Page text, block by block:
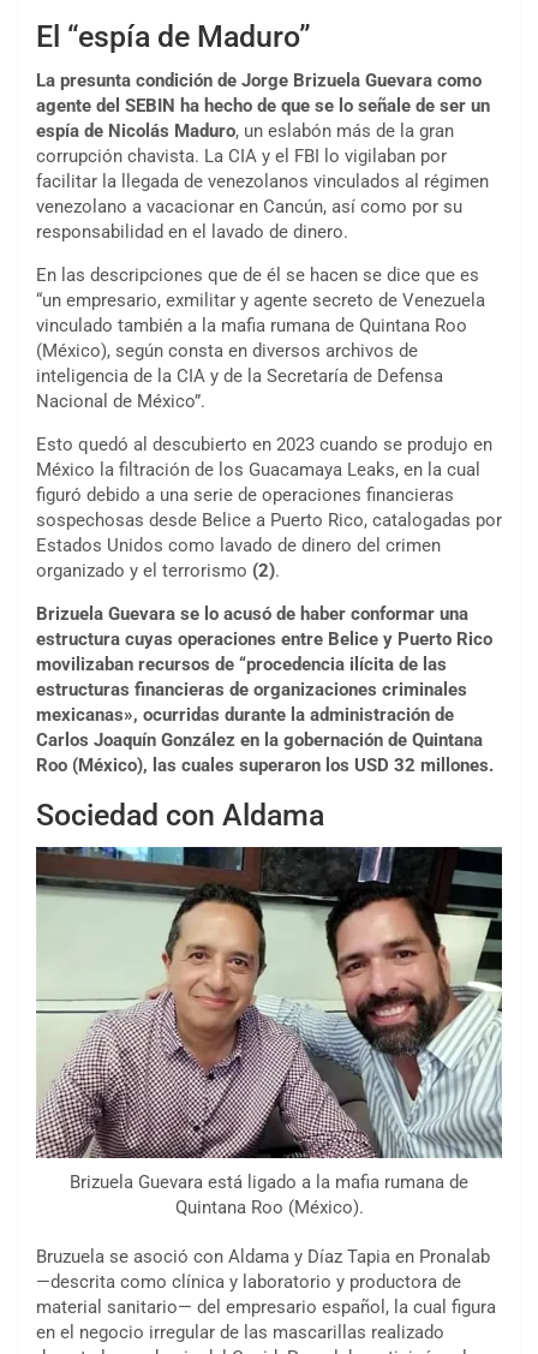
El “espía de Maduro”
La presunta condición de Jorge Brizuela Guevara como
agente del SEBIN ha hecho de que se lo señale de ser un
espía de Nicolás Maduro, un eslabón más de la gran
corrupción chavista. La CIA y el FBI lo vigilaban por
facilitar la llegada de venezolanos vinculados al régimen
venezolano a vacacionar en Cancún, así como por su
responsabilidad en el lavado de dinero.
En las descripciones que de él se hacen se dice que es
“un empresario, exmilitar y agente secreto de Venezuela
vinculado también a la mafia rumana de Quintana Roo
(México), según consta en diversos archivos de
inteligencia de la CIA y de la Secretaría de Defensa
Nacional de México”.
Esto quedó al descubierto en 2023 cuando se produjo en
México la filtración de los Guacamaya Leaks, en la cual
figuró debido a una serie de operaciones financieras
sospechosas desde Belice a Puerto Rico, catalogadas por
Estados Unidos como lavado de dinero del crimen
organizado y el terrorismo (2).
Brizuela Guevara se lo acusó de haber conformar una
estructura cuyas operaciones entre Belice y Puerto Rico
movilizaban recursos de “procedencia ilícita de las
estructuras financieras de organizaciones criminales
mexicanas», ocurridas durante la administración de
Carlos Joaquín González en la gobernación de Quintana
Roo (México), las cuales superaron los USD 32 millones.
Sociedad con Aldama
Brizuela Guevara está ligado a la mafia rumana de
Quintana Roo (México).
Bruzuela se asoció con Aldama y Díaz Tapia en Pronalab
—descrita como clínica y laboratorio y productora de
material sanitario— del empresario español, la cual figura
en el negocio irregular de las mascarillas realizado